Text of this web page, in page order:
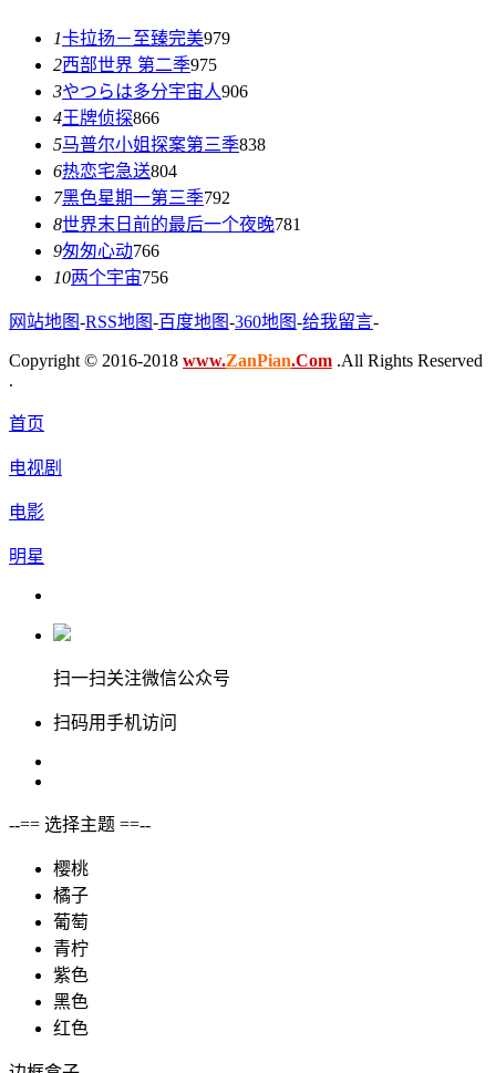
1卡拉扬－至臻完美979
2西部世界 第二季975
3やつらは多分宇宙人906
4王牌侦探866
5马普尔小姐探案第三季838
6热恋宅急送804
7黑色星期一第三季792
8世界末日前的最后一个夜晚781
9匆匆心动766
10两个宇宙756
网站地图-RSS地图-百度地图-360地图-给我留言-
Copyright © 2016-2018 www.ZanPian.Com .All Rights Reserved
.
首页
电视剧
电影
明星
扫一扫关注微信公众号
扫码用手机访问
--== 选择主题 ==--
樱桃
橘子
葡萄
青柠
紫色
黑色
红色